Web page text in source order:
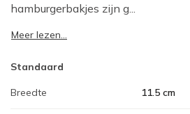
hamburgerbakjes zijn g...
Meer lezen...
Standaard
Breedte 11.5 cm